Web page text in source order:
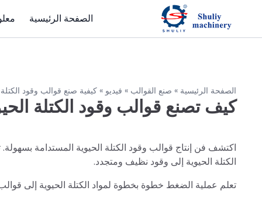
الصفحة الرئيسية
الصفحة الرئيسية » صنع القوالب » فيديو » كيفية صنع قوالب وقود الكتلة
كيف تصنع قوالب وقود الكتلة
اكتشف فن إنتاج قوالب وقود الكتلة الحيوية المستدامة بسهولة.
الكتلة الحيوية إلى وقود نظيف ومتجدد.
تعلم عملية الضغط خطوة بخطوة لمواد الكتلة الحيوية إلى